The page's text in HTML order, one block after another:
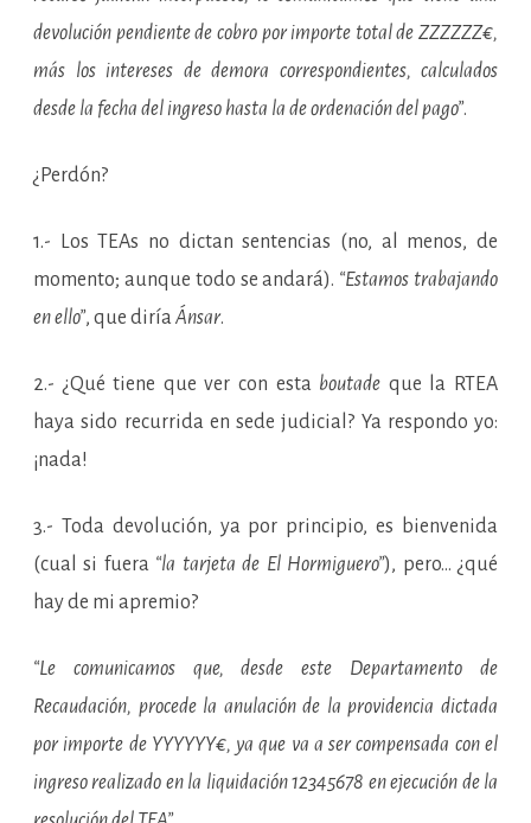
devolución pendiente de cobro por importe total de ZZZZZZ€,
más los intereses de demora correspondientes, calculados
desde la fecha del ingreso hasta la de ordenación del pago”.
¿Perdón?
1.- Los TEAs no dictan sentencias (no, al menos, de
momento; aunque todo se andará). “Estamos trabajando
en ello”, que diríaÁnsar.
2.- ¿Qué tiene que ver con esta boutade que la RTEA
haya sido recurrida en sede judicial? Ya respondo yo:
¡nada!
3.- Toda devolución, ya por principio, es bienvenida
(cual si fuera “la tarjeta de El Hormiguero”), pero… ¿qué
hay de mi apremio?
“Le comunicamos que, desde este Departamento de
Recaudación, procede la anulación de la providencia dictada
por importe de YYYYYY€, ya que va a ser compensada con el
ingreso realizado en la liquidación 12345678 en ejecución de la